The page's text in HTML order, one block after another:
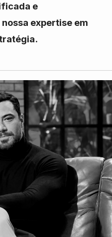
e
expertise em